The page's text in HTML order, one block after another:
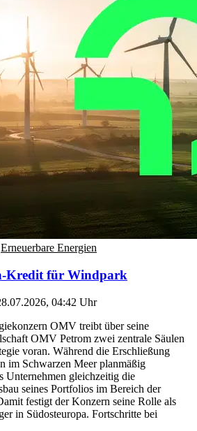
Erneuerbare Energien
Kredit für Windpark
04:42 Uhr
OMV treibt über seine
OMV Petrom zwei zentrale Säulen
voran. Während die Erschließung
im Schwarzen Meer planmäßig
Unternehmen gleichzeitig die
seines Portfolios im Bereich der
festigt der Konzern seine Rolle als
in Südosteuropa. Fortschritte bei